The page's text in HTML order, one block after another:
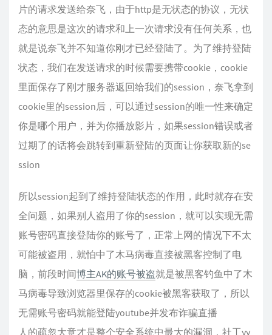
             "tlsSettings": {
            }
        }
    },
    {
      "protocol": "blackhole",
      "tag": "blocked"
    }
    "system": {
      "statsInboundDownlink": true,
    }
  },
  "routing": {
    "rules": [
        "type": "field",
片的请求发送给奈飞，由于http是无状态的协议，无状
态的意思是这次的请求和上一次请求没有任何关系，也
就是说奈飞并不知道你刚才已经登陆了。为了维持登陆
状态，我们在发送请求的时候需要携带cookie，cookie
里面保存了刚才服务器返回给我们的session，奈飞拿到
cookie里的session后，可以通过session的唯一性来确定
你是哪个用户，并为你播放影片，如果session错误或者
过期了的话将会跳转到重新登陆的页面让你获取新的se
ssion
所以session起到了维持登陆状态的作用，此时就存在安
全问题，如果别人盗用了你的session，就可以实现无需
账号密码直接登陆你的账号了，正常上网的情况下不太
可能被盗用，就怕中了木马病毒直接被黑客控制了电
脑，前段时间博主AK的账号被盗就是被黑客钓鱼中了木
马病毒导致浏览器里保存的cookie被黑客获取了，所以
无需账号密码就能登陆youtube并发布诈骗直播
人的疏忽大意才是整个安全系统中最大的漏洞，社工yy